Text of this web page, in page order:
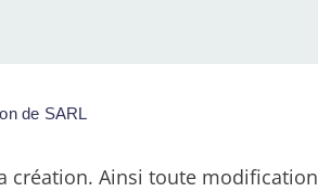
création. Ainsi toute modification
de SARL